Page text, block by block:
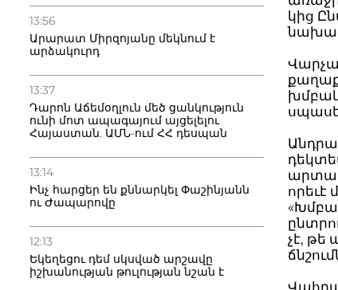
13:56
Արարատ Միրզոյանը մեկնում է
արձակուրդ
13:37
Դարոն Աճեմօղլուն մեծ ցանկություն
ունի մոտ ապագայում այցելելու
Հայաստան. ԱՄՆ-ում ՀՀ դեսպան
13:14
Ինչ հարցեր են քննարկել Փաշինյանն
ու Ժապարովը
12:13
Եկեղեցու դեմ սկսված արշավը
իշխանության թուլության նշան է
կից
որեւէ
չէ, թե